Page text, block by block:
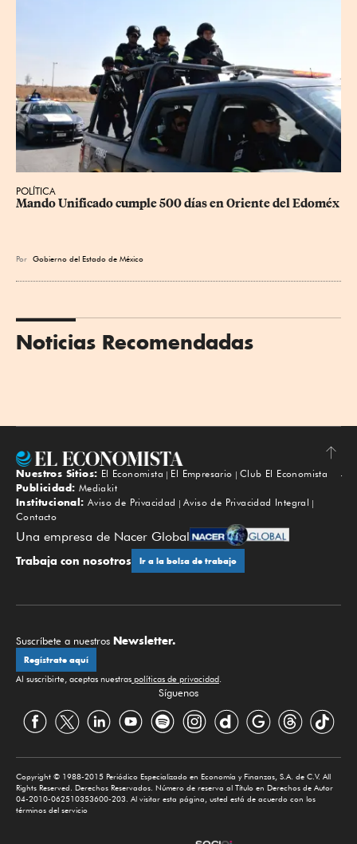
POLÍTICA
Mando Unificado cumple 500 días en Oriente del Edoméx
Por Gobierno del Estado de México
Noticias Recomendadas
Subir
Nuestros Sitios: El Economista El Empresario
Club El Economista
Publicidad: Mediakit
Institucional: Aviso de Privacidad
Aviso de Privacidad Integral
Contacto
Una empresa de Nacer Global
Trabaja con nosotros Ir a la bolsa de trabajo
Suscríbete a nuestros Newsletter.
Regístrate aquí
Al suscribirte, aceptas nuestras políticas de privacidad.
Síguenos
Copyright © 1988-2015 Periódico Especializado en Economía y Finanzas, S.A. de C.V. All
Rights Reserved. Derechos Reservados. Número de reserva al Título en Derechos de Autor
04-2010-062510353600-203. Al visitar esta página, usted está de acuerdo con los
términos del servicio